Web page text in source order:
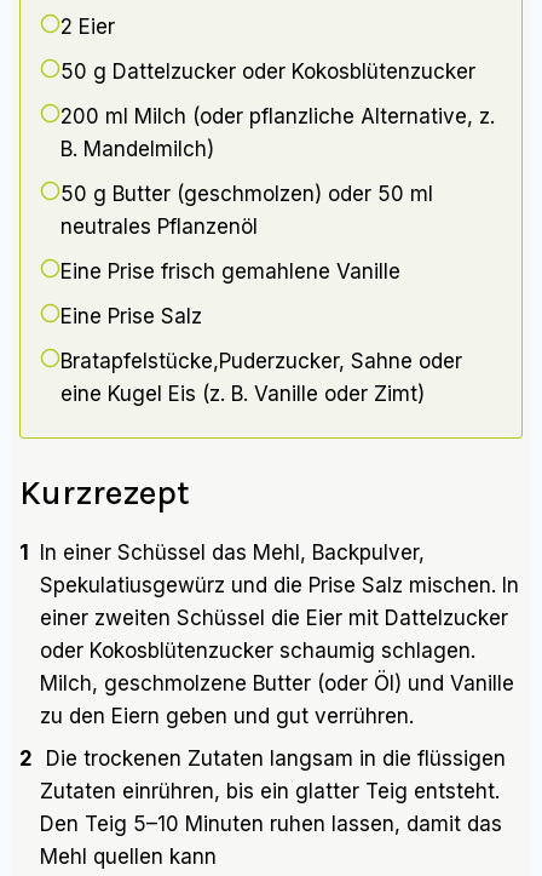
2 Eier
50 g Dattelzucker oder Kokosblütenzucker
200 ml Milch (oder pflanzliche Alternative, z.
B. Mandelmilch)
50 g Butter (geschmolzen) oder 50 ml
neutrales Pflanzenöl
Eine Prise frisch gemahlene Vanille
Eine Prise Salz
Bratapfelstücke,Puderzucker, Sahne oder
eine Kugel Eis (z. B. Vanille oder Zimt)
Kurzrezept
1
In einer Schüssel das Mehl, Backpulver,
Spekulatiusgewürz und die Prise Salz mischen. In
einer zweiten Schüssel die Eier mit Dattelzucker
oder Kokosblütenzucker schaumig schlagen.
Milch, geschmolzene Butter (oder Öl) und Vanille
zu den Eiern geben und gut verrühren.
2
Die trockenen Zutaten langsam in die flüssigen
Zutaten einrühren, bis ein glatter Teig entsteht.
Den Teig 5–10 Minuten ruhen lassen, damit das
Mehl quellen kann